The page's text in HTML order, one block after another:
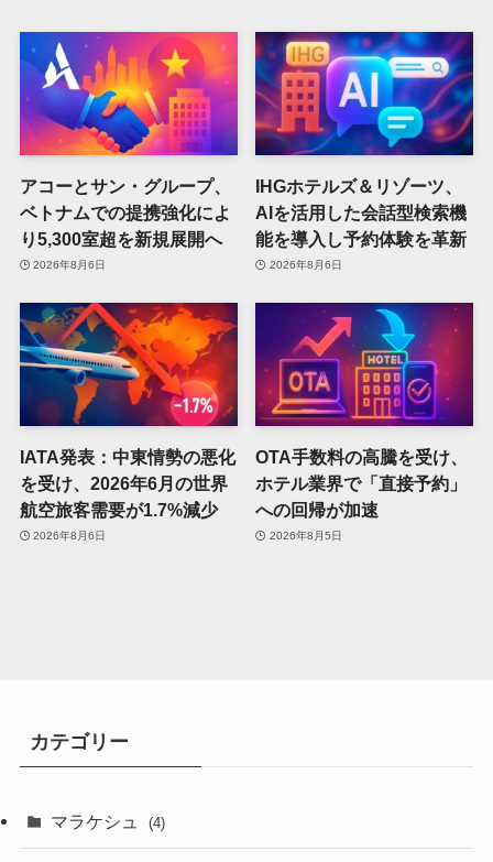
アコーとサン・グループ、
ベトナムでの提携強化によ
り5,300室超を新規展開へ
2026年8月6日
IHGホテルズ＆リゾーツ、
AIを活用した会話型検索機
能を導入し予約体験を革新
2026年8月6日
IATA発表：中東情勢の悪化
を受け、2026年6月の世界
航空旅客需要が1.7%減少
2026年8月6日
OTA手数料の高騰を受け、
ホテル業界で「直接予約」
への回帰が加速
2026年8月5日
カテゴリー
マラケシュ (4)